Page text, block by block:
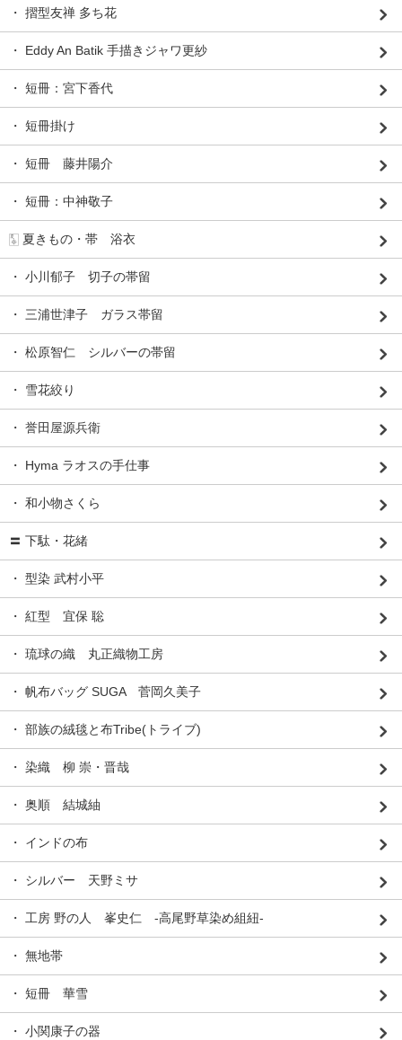
・ 摺型友禅 多ち花
・ Eddy An Batik 手描きジャワ更紗
・ 短冊：宮下香代
・ 短冊掛け
・ 短冊 藤井陽介
・ 短冊：中神敬子
🀧 夏きもの・帯 浴衣
・ 小川郁子 切子の帯留
・ 三浦世津子 ガラス帯留
・ 松原智仁 シルバーの帯留
・ 雪花絞り
・ 誉田屋源兵衛
・ Hyma ラオスの手仕事
・ 和小物さくら
〓 下駄・花緒
・ 型染 武村小平
・ 紅型 宜保 聡
・ 琉球の織 丸正織物工房
・ 帆布バッグ SUGA 菅岡久美子
・ 部族の絨毯と布Tribe(トライブ)
・ 染織 柳 崇・晋哉
・ 奥順 結城紬
・ インドの布
・ シルバー 天野ミサ
・ 工房 野の人 峯史仁 -高尾野草染め組紐-
・ 無地帯
・ 短冊 華雪
・ 小関康子の器